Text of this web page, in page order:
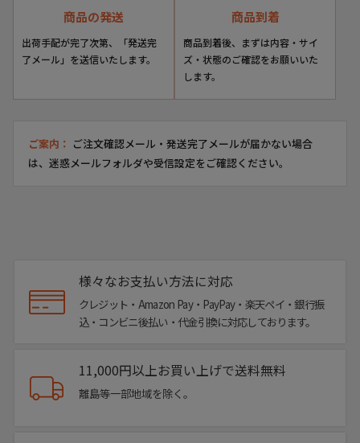
法”は、まるでソックスを履くようなと例えられるほどの抜
すべての製品が、1点1点、熟練職人による手仕上げを施し
ており、愛靴家の期待を裏切りない手の込んだ作りです。
クインクラシコ限定の別注モデルは、入荷は予定数のみで再
入荷はございません。
39.0｜24.5～25.0cm
40.0｜25.0～25.5cm
41.0｜26.0～26.5cm
44.0｜28.0～28.5cm
商品の発送
出荷手配が完了次第、「発送完
了メール」を送信いたします。
商品到着
商品到着後、まずは内容・サイ
ズ・状態のご確認をお願いいた
します。
ご案内： ご注文確認メール・発送完了メールが届かない場合
は、迷惑メールフォルダや受信設定をご確認ください。
様々なお支払い方法に対応
クレジット・Amazon Pay・PayPay・楽天ペイ・銀行振
込・コンビニ後払い・代金引換に対応しております。
11,000円以上お買い上げで送料無料
離島等一部地域を除く。